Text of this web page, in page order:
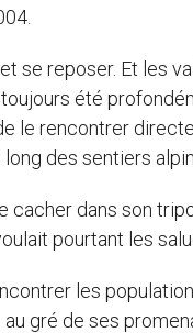
se reposer. Et les
été
le rencontrer
des sentiers
cacher dans son
pourtant les
les
gré de ses